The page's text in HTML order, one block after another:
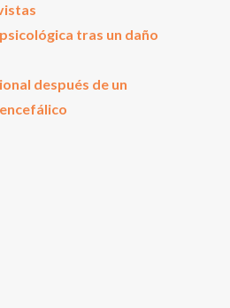
tras un daño
después de un